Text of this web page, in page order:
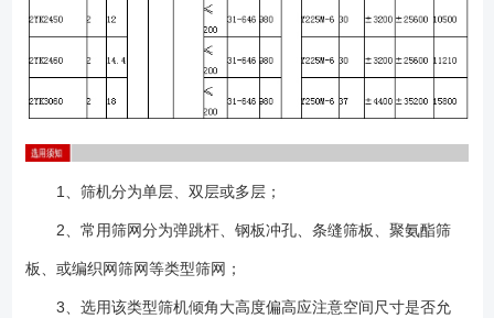
1、筛机分为单层、双层或多层；
2、常用筛网分为弹跳杆、钢板冲孔、条缝筛板、聚氨酯筛
板、或编织网筛网等类型筛网；
3、选用该类型筛机倾角大高度偏高应注意空间尺寸是否允